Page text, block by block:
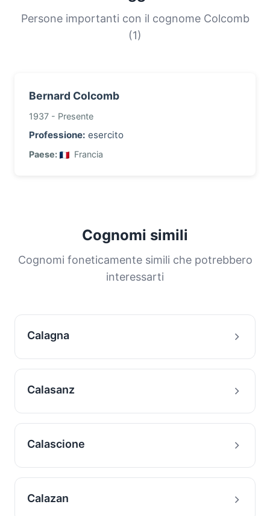
e la storia migratoria delle famiglie con questo
cognome.
Persone importanti con il cognome Colcomb
(1)
Bernard Colcomb
1937 - Presente
Professione: esercito
Paese: Francia
Cognomi simili
Cognomi foneticamente simili che potrebbero
interessarti
Calagna
Calasanz
Calascione
Calazan